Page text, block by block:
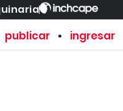
publicar • ingresar